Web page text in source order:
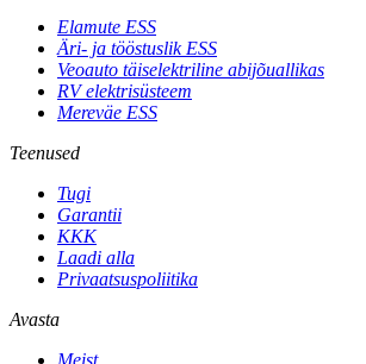
Elamute ESS
Äri- ja tööstuslik ESS
Veoauto täiselektriline abijõuallikas
RV elektrisüsteem
Mereväe ESS
Teenused
Tugi
Garantii
KKK
Laadi alla
Privaatsuspoliitika
Avasta
Meist